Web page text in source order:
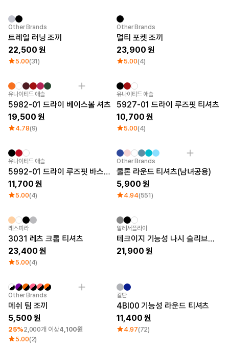
Other Brands
트레일 러닝 조끼
22,500
5.00(31)
New
Other Brands
멀티 포켓 조끼
23,900
5.00(4)
유나이티드 애슬
5982-01 드라이 베이스볼 셔츠
19,500
4.78(9)
New
유나이티드 애슬
5927-01 드라이 루즈핏 티셔츠
10,700
5.00(4)
유나이티드 애슬
5992-01 드라이 루즈핏 바스켓볼 탱크탑
11,700
5.00(4)
Sale
Other Brands
쿨론 라운드 티셔츠(남녀공용)
5,900
4.94(551)
Sale
레스피라
3031 레츠 크롭 티셔츠
23,400
5.00(4)
New
알레서플라이
테크이지 기능성 나시 슬리브리스
21,900
최소 주문수량 1개
Other Brands
메쉬 팀 조끼
5,500
25%2,000개 이상4,100원
5.00(2)
Sale
길단
4BI00 기능성 라운드 티셔츠
11,400
4.97(72)
리뷰 BEST
판매 BEST
기본 티셔츠
스웻셔츠 & 팬츠
시스루탑 & 튜브탑